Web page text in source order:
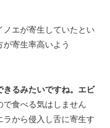
ノエが寄生していたとい
寄生率高いよう
きるみたいですね。エビ
で食べる気はしません
から侵入し舌に寄生す